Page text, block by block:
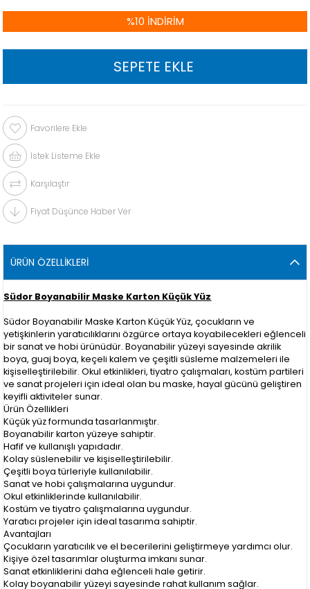
%10 İNDIRIM
Favorilere Ekle
İstek Listeme Ekle
Karşılaştır
Fiyat Düşünce Haber Ver
ÜRÜN ÖZELLIKLERI
Südor Boyanabilir Maske Karton Küçük Yüz
Südor Boyanabilir Maske Karton Küçük Yüz, çocukların ve
yetişkinlerin yaratıcılıklarını özgürce ortaya koyabilecekleri eğlenceli
bir sanat ve hobi ürünüdür. Boyanabilir yüzeyi sayesinde akrilik
boya, guaj boya, keçeli kalem ve çeşitli süsleme malzemeleri ile
kişiselleştirilebilir. Okul etkinlikleri, tiyatro çalışmaları, kostüm partileri
ve sanat projeleri için ideal olan bu maske, hayal gücünü geliştiren
keyifli aktiviteler sunar.
Ürün Özellikleri
Küçük yüz formunda tasarlanmıştır.
Boyanabilir karton yüzeye sahiptir.
Hafif ve kullanışlı yapıdadır.
Kolay süslenebilir ve kişiselleştirilebilir.
Çeşitli boya türleriyle kullanılabilir.
Sanat ve hobi çalışmalarına uygundur.
Okul etkinliklerinde kullanılabilir.
Kostüm ve tiyatro çalışmalarına uygundur.
Yaratıcı projeler için ideal tasarıma sahiptir.
Avantajları
Çocukların yaratıcılık ve el becerilerini geliştirmeye yardımcı olur.
Kişiye özel tasarımlar oluşturma imkanı sunar.
Sanat etkinliklerini daha eğlenceli hale getirir.
Kolay boyanabilir yüzeyi sayesinde rahat kullanım sağlar.